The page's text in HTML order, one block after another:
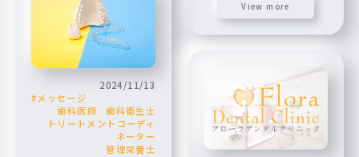
View more
2024/11/13
メッセージ
歯科医師
歯科衛生士
トリートメントコーディ
ネーター
管理栄養士